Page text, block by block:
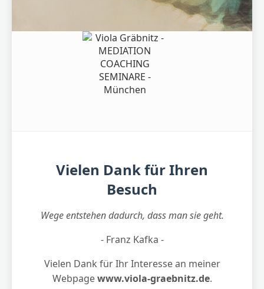
Vielen Dank für Ihren
Besuch
Wege entstehen dadurch, dass man sie geht.
- Franz Kafka -
Vielen Dank für Ihr Interesse an meiner
Webpagewww.viola-graebnitz.de.